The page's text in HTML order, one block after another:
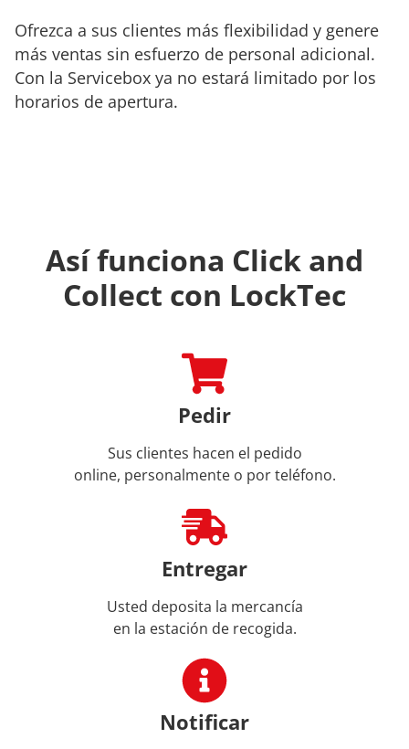
Ofrezca a sus clientes más flexibilidad y genere
más ventas sin esfuerzo de personal adicional.
Con la Servicebox ya no estará limitado por los
horarios de apertura.
Así funciona Click and
Collect con LockTec
Pedir
Sus clientes hacen el pedido
online, personalmente o por teléfono.
Entregar
Usted deposita la mercancía
en la estación de recogida.
Notificar